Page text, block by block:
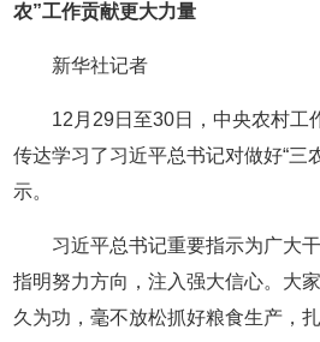
农”工作贡献更大力量
新华社记者
12月29日至30日，中央农村工
传达学习了习近平总书记对做好“三
示。
习近平总书记重要指示为广大
指明努力方向，注入强大信心。大
久为功，毫不放松抓好粮食生产，